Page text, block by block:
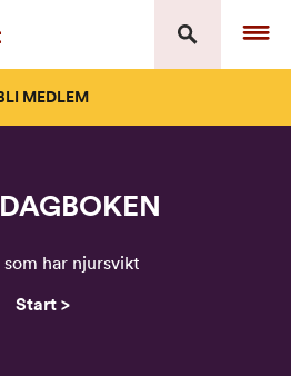
MEDLEM
som har njursvikt
Start >